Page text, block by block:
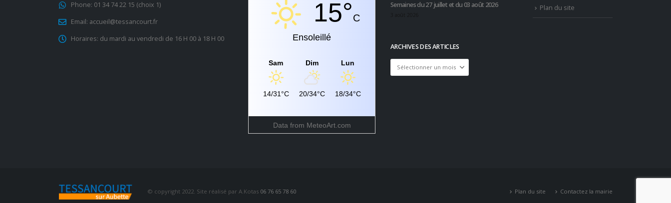
Phone: 01 34 74 22 15 (choix 1)
Email: accueil@tessancourt.fr
Horaires: du mardi au vendredi de 16 H 00 à 18 H 00
15°C
Ensoleillé
Sam
14/31°C
Dim
20/34°C
Lun
18/34°C
Data from MeteoArt.com
Semaines du 27 juillet et du 03 août 2026
ARCHIVES DES ARTICLES
Archives
des
Plan du site
© copyright 2022. Site réalisé par A.Kotas 06 76 65 78 60 Plan du site Contactez la mairie